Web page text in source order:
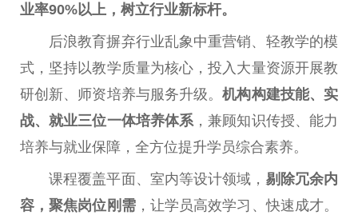
业率90%以上，树立行业新标杆。
后浪教育摒弃行业乱象中重营销、轻教学的模
式，坚持以教学质量为核心，投入大量资源开展教
研创新、师资培养与服务升级。机构构建技能、实
战、就业三位一体培养体系 ，兼顾知识传授、能力
培养与就业保障，全方位提升学员综合素养。
课程覆盖平面、室内等设计领域， 剔除冗余内
容，聚焦岗位刚需，让学员高效学习、快速成才。